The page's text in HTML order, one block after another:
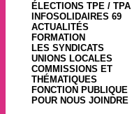
ÉLECTIONS TPE / TPA
INFOSOLIDAIRES 69
ACTUALITÉS
FORMATION
LES SYNDICATS
UNIONS LOCALES
COMMISSIONS ET
THÉMATIQUES
FONCTION PUBLIQUE
POUR NOUS JOINDRE